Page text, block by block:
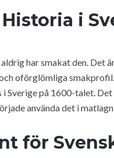
i
har smakat den. Det
oförglömliga
Sverige på 1600-talet.
använda det i
för